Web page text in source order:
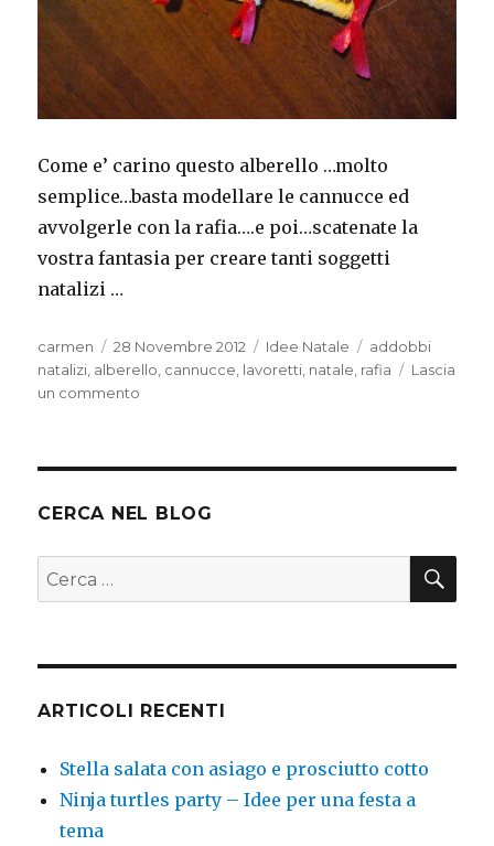
Come e’ carino questo alberello …molto
semplice…basta modellare le cannucce ed
avvolgerle con la rafia….e poi…scatenate la
vostra fantasia per creare tanti soggetti
natalizi …
Autore
carmen
Pubblicato
il
28 Novembre 2012 Categorie
Idee Natale Tag
addobbi
natalizi alberello cannucce lavoretti natale rafia
Lascia
un commento
CERCA NEL BLOG
Cerca:
ARTICOLI RECENTI
Stella salata con asiago e prosciutto cotto
Ninja turtles party – Idee per una festa a
tema